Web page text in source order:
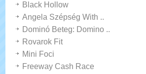
Black Hollow
Angela Szépség With ..
Dominó Beteg: Domino ..
Rovarok Fit
Mini Foci
Freeway Cash Race